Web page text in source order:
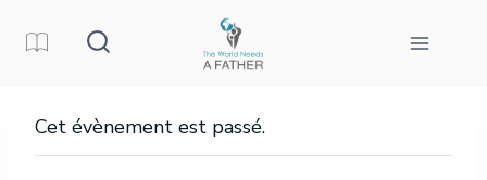
Cet évènement est passé.